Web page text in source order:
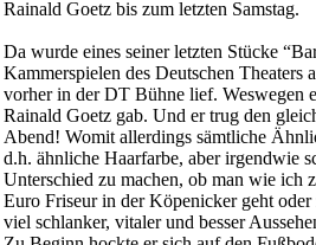
Rainald Goetz bis zum letzten Samstag.
Da wurde eines seiner letzten Stücke
Kammerspielen des Deutschen Theaters
vorher in der DT Bühne lief. Weswegen
Rainald Goetz gab. Und er trug den
Abend! Womit allerdings sämtliche
d.h. ähnliche Haarfarbe, aber irgendwie
Unterschied zu machen, ob man wie ich
Euro Friseur in der Köpenicker geht
viel schlanker, vitaler und besser